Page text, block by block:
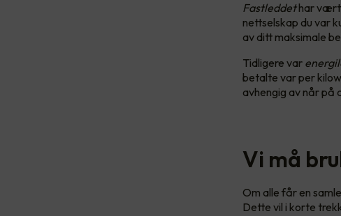
Fastleddethar vært
nettselskap du var
av ditt maksimale
Tidligere var
betalte var per
avhengig av når på
Vi må
Om alle får en
Dette vil i korte